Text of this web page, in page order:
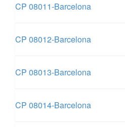
CP 08011-Barcelona
CP 08012-Barcelona
CP 08013-Barcelona
CP 08014-Barcelona